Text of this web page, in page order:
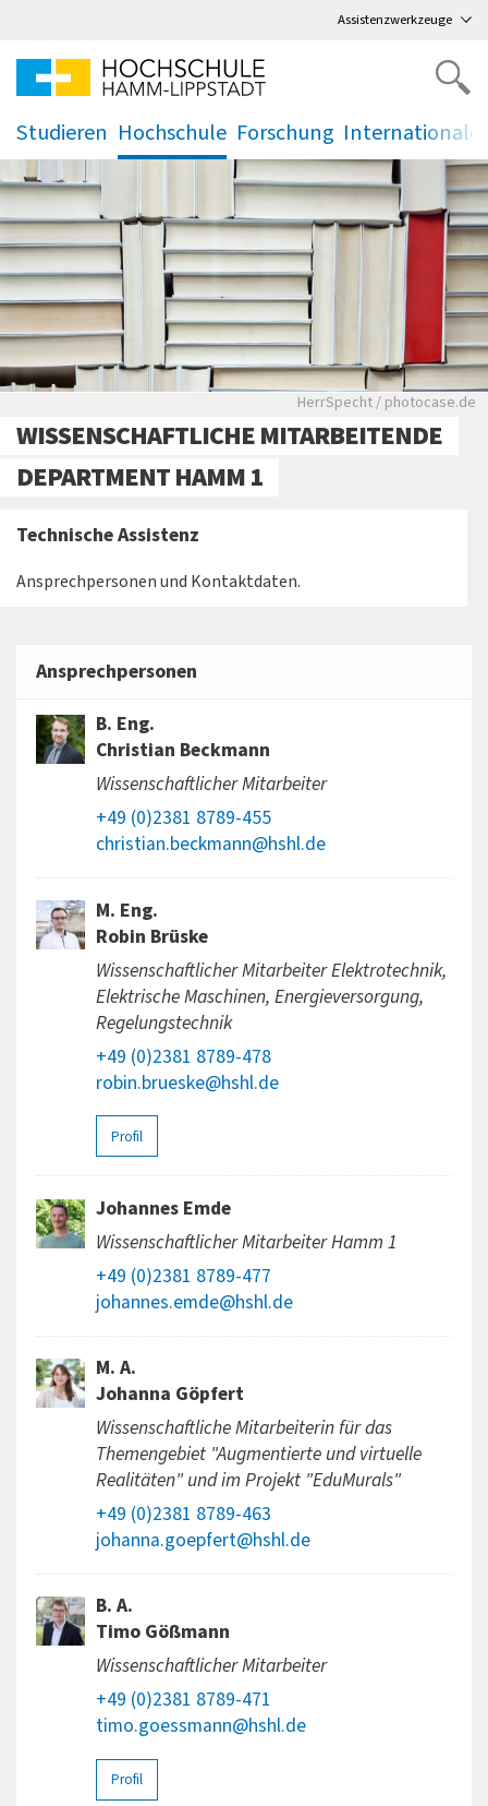
Assistenzwerkzeuge
Studieren
.
Hochschule
.
Forschung
. .
Bücher stehen in
HerrSpecht / photocase.de
WISSENSCHAFTLICHE MITARBEITENDE
DEPARTMENT HAMM 1
Technische Assistenz
Ansprechpersonen und Kontaktdaten.
Ansprechpersonen
B. Eng.
Christian Beckmann
Wissenschaftlicher Mitarbeiter
+49 (0)2381 8789-455
christian.beckmann@hshl.de
M. Eng.
Robin Brüske
Wissenschaftlicher Mitarbeiter Elektrotechnik,
Elektrische Maschinen, Energieversorgung,
Regelungstechnik
+49 (0)2381 8789-478
robin.brueske@hshl.de
Profil
Johannes Emde
Wissenschaftlicher Mitarbeiter Hamm 1
+49 (0)2381 8789-477
johannes.emde@hshl.de
M. A.
Johanna Göpfert
Wissenschaftliche Mitarbeiterin für das
Themengebiet "Augmentierte und virtuelle
Realitäten" und im Projekt "EduMurals"
+49 (0)2381 8789-463
johanna.goepfert@hshl.de
B. A.
Timo Gößmann
Wissenschaftlicher Mitarbeiter
+49 (0)2381 8789-471
timo.goessmann@hshl.de
Profil